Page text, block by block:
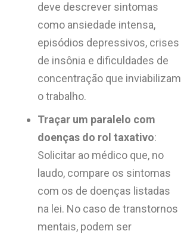
deve descrever sintomas
como ansiedade intensa,
episódios depressivos, crises
de insônia e dificuldades de
concentração que inviabilizam
o trabalho.
Traçar um paralelo com
doenças do rol taxativo:
Solicitar ao médico que, no
laudo, compare os sintomas
com os de doenças listadas
na lei. No caso de transtornos
mentais, podem ser